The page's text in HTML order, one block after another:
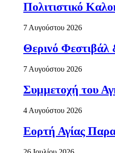
Πολιτιστικό
7 Αυγούστου 2026
Θερινό
7 Αυγούστου 2026
Συμμετοχή του
4 Αυγούστου 2026
Εορτή Αγίας